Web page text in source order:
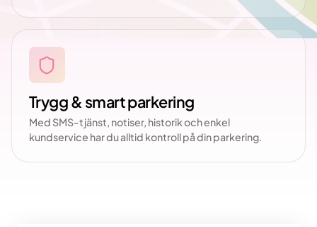
Trygg & smart parkering
Med SMS-tjänst, notiser, historik och enkel
kundservice har du alltid kontroll på din parkering.